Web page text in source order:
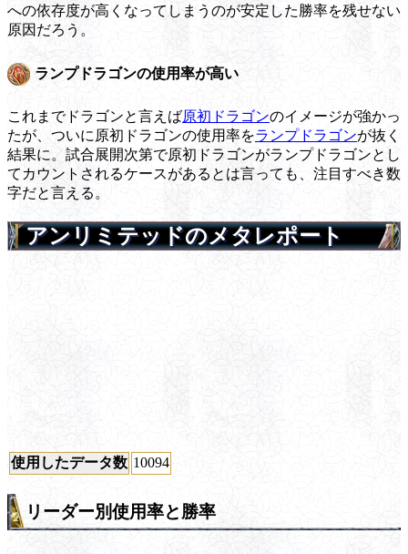
への依存度が高くなってしまうのが安定した勝率を残せない
原因だろう。
ランプドラゴンの使用率が高い
これまでドラゴンと言えば原初ドラゴンのイメージが強かっ
たが、ついに原初ドラゴンの使用率をランプドラゴンが抜く
結果に。試合展開次第で原初ドラゴンがランプドラゴンとし
てカウントされるケースがあるとは言っても、注目すべき数
字だと言える。
アンリミテッドのメタレポート
使用したデータ数 10094
リーダー別使用率と勝率